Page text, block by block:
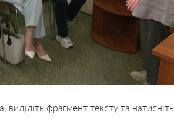
фрагмент тексту та натисніть